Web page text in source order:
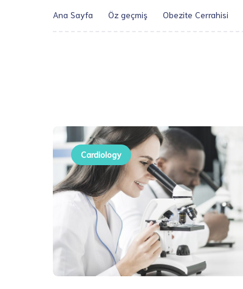
Ana Sayfa Öz geçmiş Obezite Cerrahisi
Cardiology